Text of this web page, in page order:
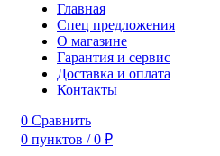
Главная
Спец предложения
О магазине
Гарантия и сервис
Доставка и оплата
Контакты
0 Сравнить
0 пунктов / 0 ₽